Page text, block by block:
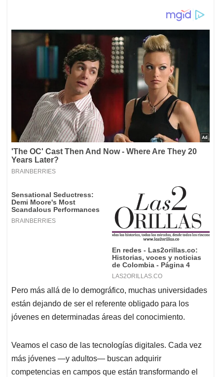
Pero más allá de lo demográfico, muchas universidades
están dejando de ser el referente obligado para los
jóvenes en determinadas áreas del conocimiento.
Veamos el caso de las tecnologías digitales. Cada vez
más jóvenes —y adultos— buscan adquirir
competencias en campos que están transformando el